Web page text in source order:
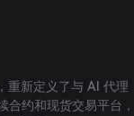
重新定义了与 AI 代理
约和现货交易平台，